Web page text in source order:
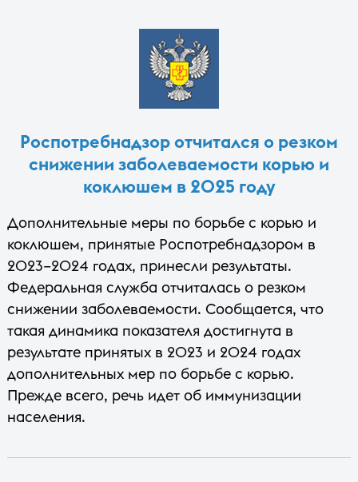
Роспотребнадзор отчитался о резком
снижении заболеваемости корью и
коклюшем в 2025 году
Дополнительные меры по борьбе с корью и
коклюшем, принятые Роспотребнадзором в
2023–2024 годах, принесли результаты.
Федеральная служба отчиталась о резком
снижении заболеваемости. Сообщается, что
такая динамика показателя достигнута в
результате принятых в 2023 и 2024 годах
дополнительных мер по борьбе с корью.
Прежде всего, речь идет об иммунизации
населения.